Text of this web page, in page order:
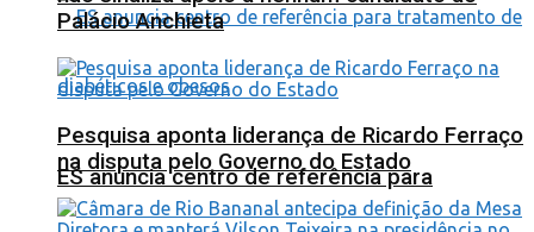
ES anuncia centro de referência para
Palácio Anchieta
Pesquisa aponta liderança de Ricardo Ferraço
na disputa pelo Governo do Estado